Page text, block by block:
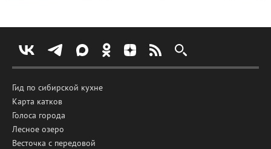
Гид по сибирской кухне
Карта катков
Голоса города
Лесное озеро
Весточка с передовой